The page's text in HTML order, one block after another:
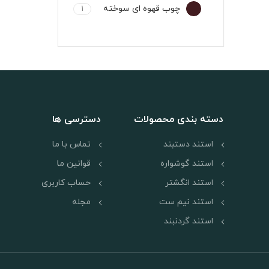
چوب قهوه ای سوخته 1
دسته بندی محصولات
استند دستبند
استند گوشواره
استند انگشتر
استند نیم ست
استند گردنبند
دسترسی ها
تماس با ما
قوانین ما
حساب کاربری
مجله